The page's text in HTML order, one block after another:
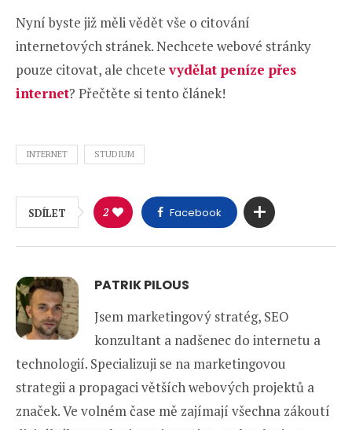
Nyní byste již měli vědět vše o citování
internetových stránek. Nechcete webové stránky
pouze citovat, ale chcetevydělat peníze přes
internet? Přečtěte si tento článek!
INTERNET STUDIUM
SDÍLET 2 Facebook
PATRIK PILOUS
Jsem marketingový stratég, SEO
konzultant a nadšenec do internetu a
technologií. Specializuji se na marketingovou
strategii a propagaci větších webových projektů a
značek. Ve volném čase mě zajímají všechna zákoutí